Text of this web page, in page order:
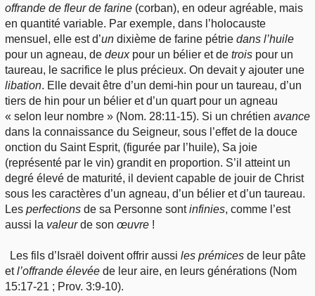
offrande de fleur de farine (corban), en odeur agréable, mais
en quantité variable. Par exemple, dans l’holocauste
mensuel, elle est d’un dixième de farine pétrie dans l’huile
pour un agneau, de deuxpour un bélier et de trois pour un
taureau, le sacrifice le plus précieux. On devait y ajouter une
libation. Elle devait être d’un demi-hin pour un taureau, d’un
tiers de hin pour un bélier et d’un quart pour un agneau
« selon leur nombre » (Nom. 28:11-15). Si un chrétien avance
dans la connaissance du Seigneur, sous l’effet de la douce
onction du Saint Esprit, (figurée par l’huile), Sa joie
(représenté par le vin) grandit en proportion. S’il atteint un
degré élevé de maturité, il devient capable de jouir de Christ
sous les caractères d’un agneau, d’un bélier et d’un taureau.
Les perfections de sa Personne sontinfinies, comme l’est
aussi la valeurde son œuvre !
Les fils d’Israël doivent offrir aussiles prémices de leur pâte
etl’offrande élevée de leur aire, en leurs générations (Nom
15:17-21 ; Prov. 3:9-10).